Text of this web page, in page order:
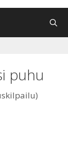
puhu